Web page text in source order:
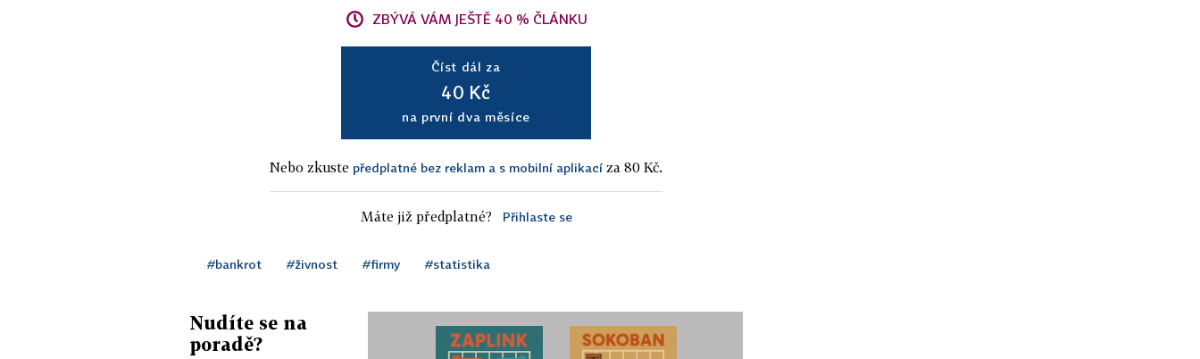
ZBÝVÁ VÁM JEŠTĚ 40 % ČLÁNKU
Číst dál za
40 Kč
na první dva měsíce
Nebo zkuste předplatné bez reklam a s mobilní aplikací za 80 Kč.
Máte již předplatné? Přihlaste se
#bankrot #živnost #firmy #statistika
Nudíte se na
poradě?